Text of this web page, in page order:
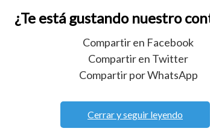
– Paquete 4 ud.: Precio y
15 ud.: Precio y
¿Te está gustando nuestro
Compartir en Facebook
Compartir en Twitter
Compartir por WhatsApp
Cerrar y seguir leyendo